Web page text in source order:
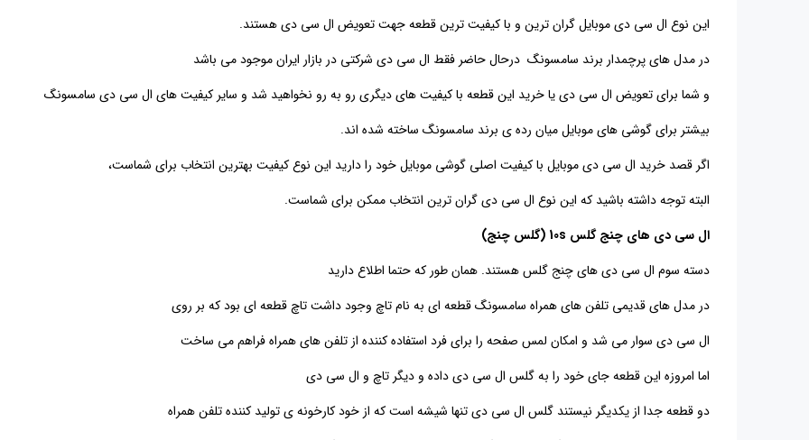
این نوع ال سی دی موبایل گران ترین و با کیفیت ترین قطعه جهت تعویض ال سی دی هستند.
در مدل های پرچمدار برند سامسونگ درحال حاضر فقط ال سی دی شرکتی در بازار ایران موجود می باشد
و شما برای تعویض ال سی دی یا خرید این قطعه با کیفیت های دیگری رو به رو نخواهید شد و سایر کیفیت های ال سی دی سامسونگ
بیشتر برای گوشی های موبایل میان رده ی برند سامسونگ ساخته شده اند.
اگر قصد خرید ال سی دی موبایل با کیفیت اصلی گوشی موبایل خود را دارید این نوع کیفیت بهترین انتخاب برای شماست،
البته توجه داشته باشید که این نوع ال سی دی گران ترین انتخاب ممکن برای شماست.
ال سی دی های چنج گلس 10s (گلس چنج)
دسته سوم ال سی دی های چنج گلس هستند. همان طور که حتما اطلاع دارید
در مدل های قدیمی تلفن های همراه سامسونگ قطعه ای به نام تاچ وجود داشت تاچ قطعه ای بود که بر روی
ال سی دی سوار می شد و امکان لمس صفحه را برای فرد استفاده کننده از تلفن های همراه فراهم می ساخت
اما امروزه این قطعه جای خود را به گلس ال سی دی داده و دیگر تاچ و ال سی دی
دو قطعه جدا از یکدیگر نیستند گلس ال سی دی تنها شیشه است که از خود کارخونه ی تولید کننده تلفن همراه